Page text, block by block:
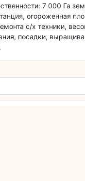
7 000 Га
огороженная
с/х техники,
посадки,